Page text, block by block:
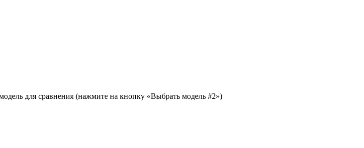
для сравнения (нажмите на кнопку «Выбрать модель #2»)